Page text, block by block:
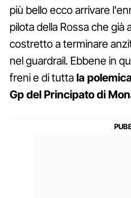
più bello ecco arrivare
pilota della Rossa che
costretto a terminare
nel guardrail. Ebbene in
freni e di tuttala
Gp del Principato di